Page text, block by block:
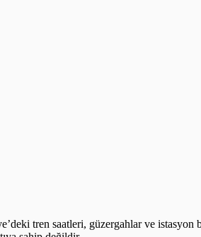
tren saatleri, güzergahlar ve istasyon